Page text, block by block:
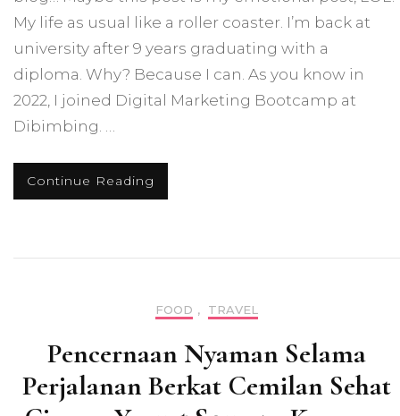
My life as usual like a roller coaster. I’m back at
university after 9 years graduating with a
diploma. Why? Because I can. As you know in
2022, I joined Digital Marketing Bootcamp at
Dibimbing. …
Continue Reading
FOOD , TRAVEL
Pencernaan Nyaman Selama
Perjalanan Berkat Cemilan Sehat